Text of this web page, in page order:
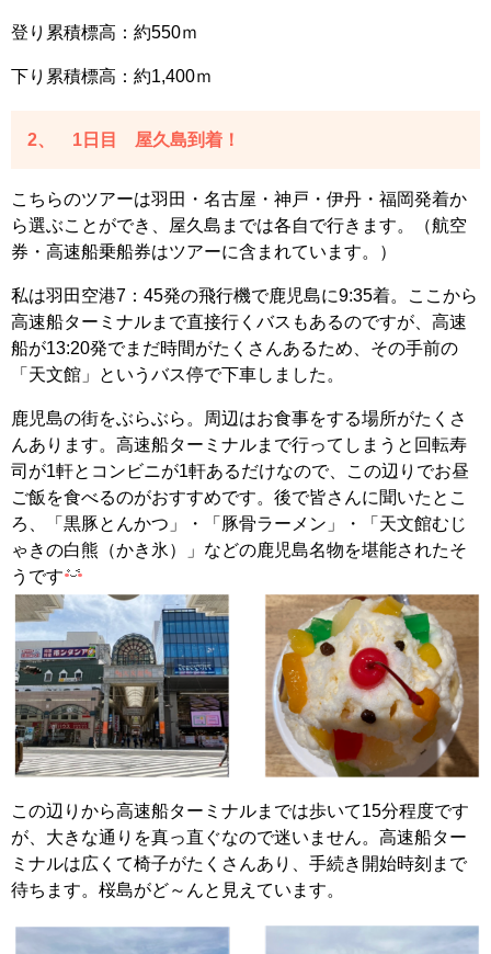
登り累積標高：約550ｍ
下り累積標高：約1,400ｍ
2、 1日目 屋久島到着！
こちらのツアーは羽田・名古屋・神戸・伊丹・福岡発着か
ら選ぶことができ、屋久島までは各自で行きます。（航空
券・高速船乗船券はツアーに含まれています。）
私は羽田空港7：45発の飛行機で鹿児島に9:35着。ここから
高速船ターミナルまで直接行くバスもあるのですが、高速
船が13:20発でまだ時間がたくさんあるため、その手前の
「天文館」というバス停で下車しました。
鹿児島の街をぶらぶら。周辺はお食事をする場所がたくさ
んあります。高速船ターミナルまで行ってしまうと回転寿
司が1軒とコンビニが1軒あるだけなので、この辺りでお昼
ご飯を食べるのがおすすめです。後で皆さんに聞いたとこ
ろ、「黒豚とんかつ」・「豚骨ラーメン」・「天文館むじ
ゃきの白熊（かき氷）」などの鹿児島名物を堪能されたそ
うです
この辺りから高速船ターミナルまでは歩いて15分程度です
が、大きな通りを真っ直ぐなので迷いません。高速船ター
ミナルは広くて椅子がたくさんあり、手続き開始時刻まで
待ちます。桜島がど～んと見えています。